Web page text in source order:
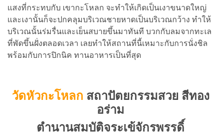
แสงที่กระทบกับ เขากะโหลก จะทำให้เกิดเป็นเงาขนาดใหญ่
และเงานั้นก็จะปกคลุมบริเวณชายหาดเป็นบริเวณกว้าง ทำให้
บริเวณนั้นร่มรื่นและเย็นสบายขึ้นมาทันที บวกกับลมจากทะเล
ที่พัดขึ้นฝั่งตลอดเวลา เลยทำให้สถานที่นี้เหมาะกับการนั่งชิล
พร้อมกับการปิกนิค ทานอาหารเป็นที่สุด
วัดหัวกะโหลก สถาปัตยกรรมสวย สีทอง
อร่าม
ตำนานสมบัติจระเข้จักรพรรดิ์